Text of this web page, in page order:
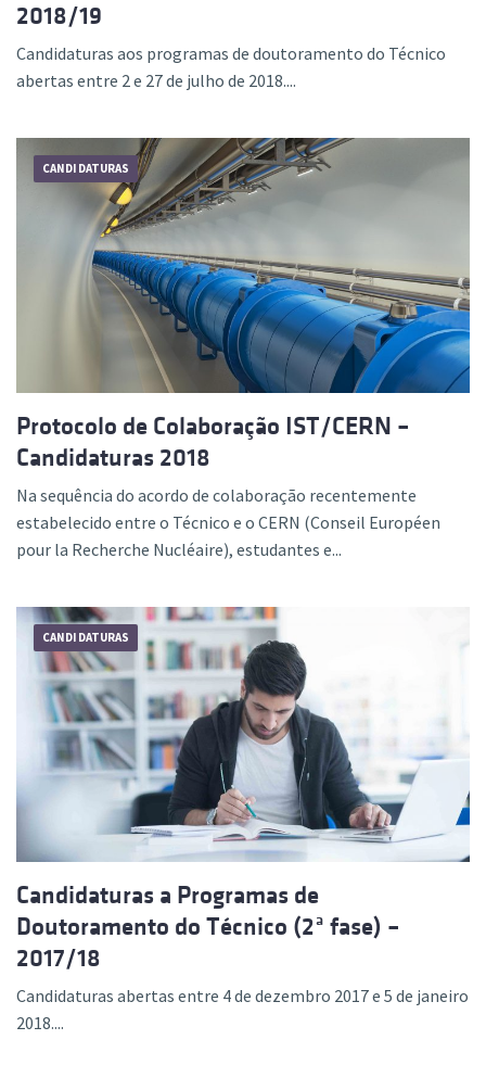
2018/19
Candidaturas aos programas de doutoramento do Técnico
abertas entre 2 e 27 de julho de 2018....
CANDIDATURAS
Protocolo de Colaboração IST/CERN –
Candidaturas 2018
Na sequência do acordo de colaboração recentemente
estabelecido entre o Técnico e o CERN (Conseil Européen
pour la Recherche Nucléaire), estudantes e...
CANDIDATURAS
Candidaturas a Programas de
Doutoramento do Técnico (2ª fase) –
2017/18
Candidaturas abertas entre 4 de dezembro 2017 e 5 de janeiro
2018....